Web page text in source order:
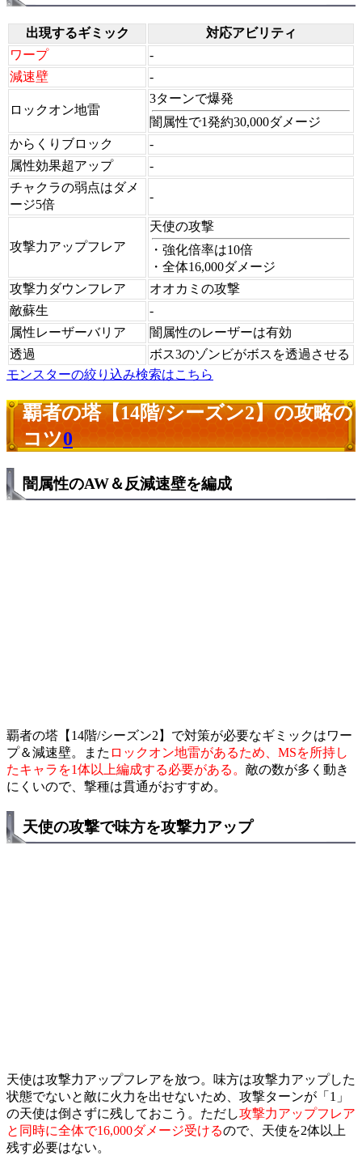
出現するギミック
対応アビリティ
ワープ
-
減速壁
-
ロックオン地雷
3ターンで爆発
闇属性で1発約30,000ダメージ
からくりブロック
-
属性効果超アップ
-
チャクラの弱点はダメ
ージ5倍
-
攻撃力アップフレア
天使の攻撃
・強化倍率は10倍
・全体16,000ダメージ
攻撃力ダウンフレア
オオカミの攻撃
敵蘇生
-
属性レーザーバリア
闇属性のレーザーは有効
透過
ボス3のゾンビがボスを透過させる
モンスターの絞り込み検索はこちら
覇者の塔【14階/シーズン2】の攻略の
コツ0
闇属性のAW＆反減速壁を編成
覇者の塔【14階/シーズン2】で対策が必要なギミックはワー
プ＆減速壁。また ロックオン地雷があるため、MSを所持し
たキャラを1体以上編成する必要がある。 敵の数が多く動き
にくいので、撃種は貫通がおすすめ。
天使の攻撃で味方を攻撃力アップ
天使は攻撃力アップフレアを放つ。味方は攻撃力アップした
状態でないと敵に火力を出せないため、攻撃ターンが「1」
の天使は倒さずに残しておこう。ただし攻撃力アップフレア
と同時に全体で16,000ダメージ受けるので、天使を2体以上
残す必要はない。